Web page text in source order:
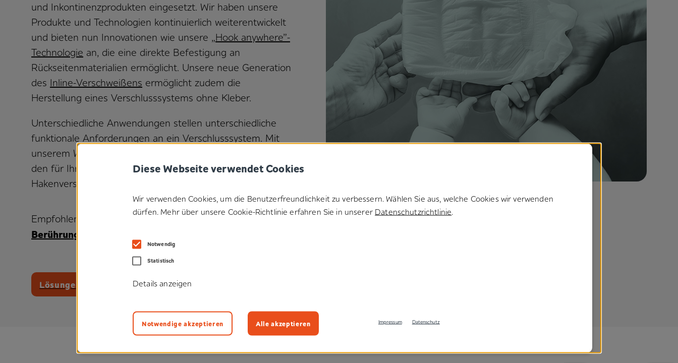
und Inkontinenzprodukten eingesetzt. Wir haben unsere
Produkte und Technologien kontinuierlich weiterentwickelt
und bieten nun Innovationen wie unsere „Hook anywhere”-
Technologie an, die eine direkte Befestigung an
Rückseitenmaterialien ermöglicht. Unsere neue Generation
des Inline-Verschweißens ermöglicht zudem die
Herstellung eines Verschlusssystems ohne Kleber.
Unterschiedliche Anwendungen stellen unterschiedliche
funktionale Anforderungen an ein Verschlusssystem. Mit
unserem Wissen und unserer Erfahrung helfen wir Ihnen,
den für Ihre Anforderungen am besten geeigneten
Hakenverschluss zu finden.
Empfohlene Lösungen:
Berührungsaktivierte ultradünne Filmverschlüsse
Lösungen zeigen
Diese Webseite verwendet Cookies
Wir verwenden Cookies, um die Benutzerfreundlichkeit zu verbessern. Wählen Sie aus, welche Cookies wir verwenden
dürfen. Mehr über unsere Cookie-Richtlinie erfahren Sie in unserer Datenschutzrichtlinie.
Notwendig
Statistisch
Details anzeigen
Notwendige akzeptieren Alle akzeptieren Impressum Datenschutz